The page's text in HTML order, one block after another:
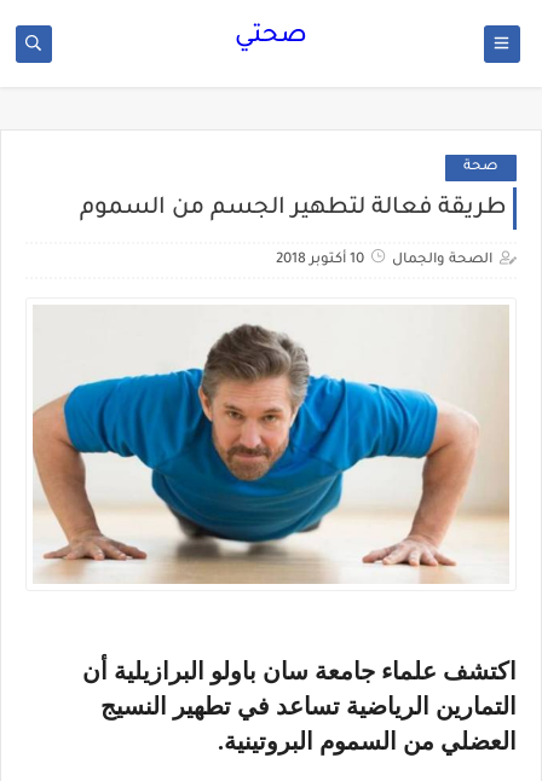
صحتي
صحة
طريقة فعالة لتطهير الجسم من السموم
الصحة والجمال 10 أكتوبر 2018
اكتشف علماء جامعة سان باولو البرازيلية أن
التمارين الرياضية تساعد في تطهير النسيج
العضلي من السموم البروتينية.